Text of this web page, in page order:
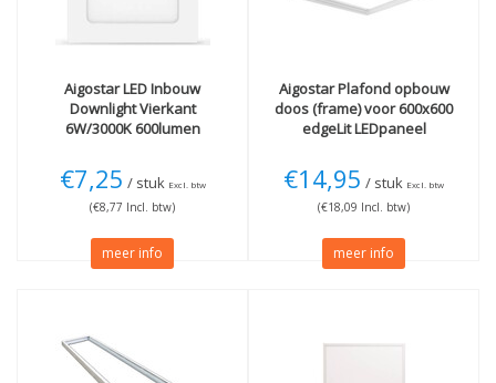
(1)
Meer
Niet dimbaar(6)
Kleur
Wit(8)
Techniek
(6)
AigostarLED Inbouw
Downlight Vierkant
6W/3000K 600lumen
€7,25 / stuk Excl. btw
(€8,77 Incl. btw)
meer info
AigostarPlafond opbouw
doos (frame) voor 600x600
edgeLit LEDpaneel
€14,95 / stuk Excl. btw
(€18,09 Incl. btw)
meer info